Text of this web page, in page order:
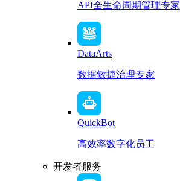
API全生命周期管理专家
DataArts
数据敏捷治理专家
QuickBot
高效率数字化员工
开发者服务